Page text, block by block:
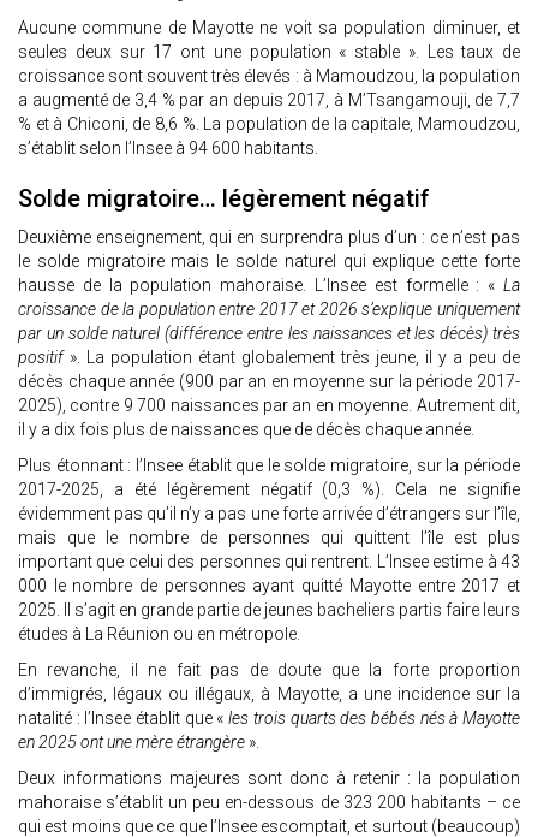
Aucune commune de Mayotte ne voit sa population diminuer, et
seules deux sur 17 ont une population « stable ». Les taux de
croissance sont souvent très élevés : à Mamoudzou, la population
a augmenté de 3,4 % par an depuis 2017, à M’Tsangamouji, de 7,7
% et à Chiconi, de 8,6 %. La population de la capitale, Mamoudzou,
s’établit selon l’Insee à 94 600 habitants.
Solde migratoire… légèrement négatif
Deuxième enseignement, qui en surprendra plus d’un : ce n’est pas
le solde migratoire mais le solde naturel qui explique cette forte
hausse de la population mahoraise. L’Insee est formelle : « La
croissance de la population entre 2017 et 2026 s’explique uniquement
par un solde naturel (différence entre les naissances et les décès) très
positif ». La population étant globalement très jeune, il y a peu de
décès chaque année (900 par an en moyenne sur la période 2017-
2025), contre 9 700 naissances par an en moyenne. Autrement dit,
il y a dix fois plus de naissances que de décès chaque année.
Plus étonnant : l’Insee établit que le solde migratoire, sur la période
2017-2025, a été légèrement négatif (0,3 %). Cela ne signifie
évidemment pas qu’il n’y a pas une forte arrivée d’étrangers sur l’île,
mais que le nombre de personnes qui quittent l’île est plus
important que celui des personnes qui rentrent. L’Insee estime à 43
000 le nombre de personnes ayant quitté Mayotte entre 2017 et
2025. Il s’agit en grande partie de jeunes bacheliers partis faire leurs
études à La Réunion ou en métropole.
En revanche, il ne fait pas de doute que la forte proportion
d’immigrés, légaux ou illégaux, à Mayotte, a une incidence sur la
natalité : l’Insee établit que «les trois quarts des bébés nés à Mayotte
en 2025 ont une mère étrangère ».
Deux informations majeures sont donc à retenir : la population
mahoraise s’établit un peu en-dessous de 323 200 habitants – ce
qui est moins que ce que l’Insee escomptait, et surtout (beaucoup)